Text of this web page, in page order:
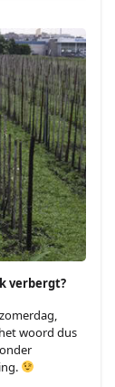
verbergt?
woord dus